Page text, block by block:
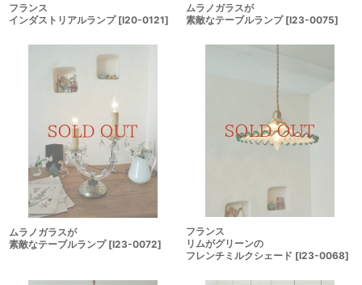
フランス
インダストリアルランプ [I20-0121]
ムラノガラスが
素敵なテーブルランプ [I23-0075]
ムラノガラスが
素敵なテーブルランプ [I23-0072]
フランス
リムがグリーンの
フレンチミルクシェード [I23-0068]